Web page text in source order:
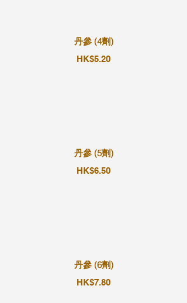
丹參 (4劑)
HK$5.20
丹參 (5劑)
HK$6.50
丹參 (6劑)
HK$7.80